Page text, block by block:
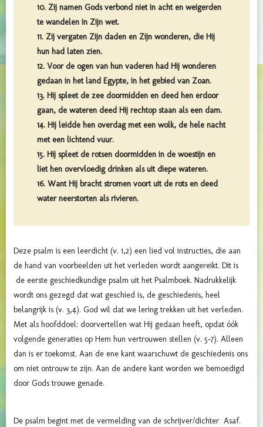
10. Zij namen Gods verbond niet in acht en weigerden
te wandelen in Zijn wet.
11. Zij vergaten Zijn daden en Zijn wonderen, die Hij
hun had laten zien.
12. Voor de ogen van hun vaderen had Hij wonderen
gedaan in het land Egypte, in het gebied van Zoan.
13. Hij spleet de zee doormidden en deed hen erdoor
gaan, de wateren deed Hij rechtop staan als een dam.
14. Hij leidde hen overdag met een wolk, de hele nacht
met een lichtend vuur.
15. Hij spleet de rotsen doormidden in de woestijn en
liet hen overvloedig drinken als uit diepe wateren.
16. Want Hij bracht stromen voort uit de rots en deed
water neerstorten als rivieren.
Deze psalm is een leerdicht (v. 1,2) een lied vol instructies, die aan
de hand van voorbeelden uit het verleden wordt aangereikt. Dit is
de eerste geschiedkundige psalm uit het Psalmboek. Nadrukkelijk
wordt ons gezegd dat wat geschied is, de geschiedenis, heel
belangrijk is (v. 3,4). God wil dat we lering trekken uit het verleden.
Met als hoofddoel: doorvertellen wat Hij gedaan heeft, opdat óók
volgende generaties op Hem hun vertrouwen stellen (v. 5-7). Alleen
dan is er toekomst. Aan de ene kant waarschuwt de geschiedenis ons
om niet ontrouw te zijn. Aan de andere kant worden we bemoedigd
door Gods trouwe genade.
De psalm begint met de vermelding van de schrijver/dichter Asaf.